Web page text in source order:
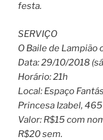
festa.
SERVIÇO
O Baile de Lampião
Data: 29/10/2018
Horário: 21h
Local: Espaço
Princesa Izabel,
Valor: R$15 com
R$20 sem.